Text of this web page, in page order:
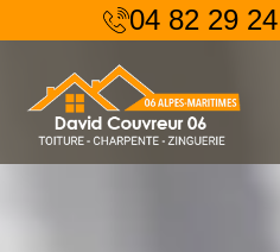
04 82 29